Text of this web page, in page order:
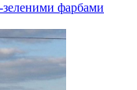
зеленими фарбами